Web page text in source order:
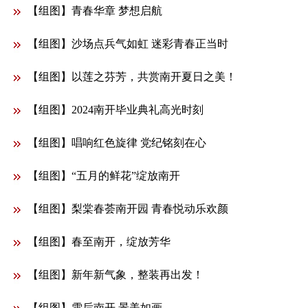
【组图】青春华章 梦想启航
【组图】沙场点兵气如虹 迷彩青春正当时
【组图】以莲之芬芳，共赏南开夏日之美！
【组图】2024南开毕业典礼高光时刻
【组图】唱响红色旋律 党纪铭刻在心
【组图】“五月的鲜花”绽放南开
【组图】梨棠春荟南开园 青春悦动乐欢颜
【组图】春至南开，绽放芳华
【组图】新年新气象，整装再出发！